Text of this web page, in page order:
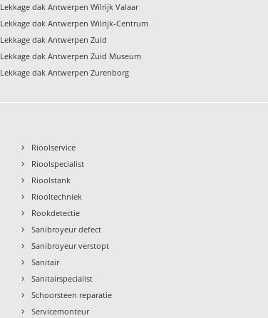
Lekkage dak Antwerpen Wilrijk Valaar
Lekkage dak Antwerpen Wilrijk-Centrum
Lekkage dak Antwerpen Zuid
Lekkage dak Antwerpen Zuid Museum
Lekkage dak Antwerpen Zurenborg
› Rioolservice
› Rioolspecialist
› Rioolstank
› Riooltechniek
› Rookdetectie
› Sanibroyeur defect
› Sanibroyeur verstopt
› Sanitair
› Sanitairspecialist
› Schoorsteen reparatie
› Servicemonteur